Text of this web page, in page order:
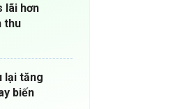
lãi hơn
thu
lại tăng
biến